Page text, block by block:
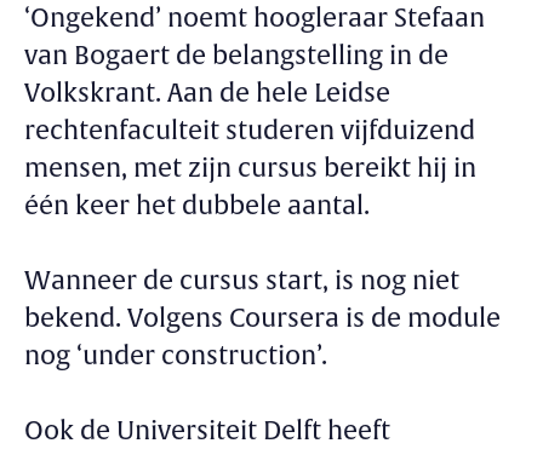
‘Ongekend’ noemt hoogleraar Stefaan
van Bogaert de belangstelling in de
Volkskrant. Aan de hele Leidse
rechtenfaculteit studeren vijfduizend
mensen, met zijn cursus bereikt hij in
één keer het dubbele aantal.
Wanneer de cursus start, is nog niet
bekend. Volgens Coursera is de module
nog ‘under construction’.
Ook de Universiteit Delft heeft